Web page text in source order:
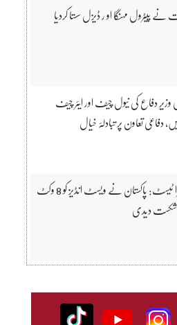
پیٹرول مہنگا او ر ڈیزل سستا کردیا
وزیرِ دفاع کی نیول چیف اور ایئر چیف
دفاعی تعاون پر تبادلۂ خیال
دوسرا ٹیسٹ: پاکستان نے ویسٹ انڈیز کو 8 وکٹ
دیدی